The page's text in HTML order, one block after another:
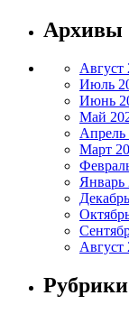
Архивы
Август
Июль
Июнь
Май
Апрель
Март
Январь
Август
Рубрики